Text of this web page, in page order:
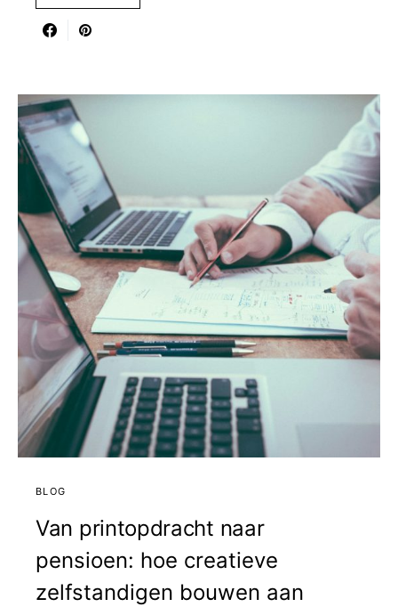
BLOG
Van printopdracht naar
pensioen: hoe creatieve
zelfstandigen bouwen aan